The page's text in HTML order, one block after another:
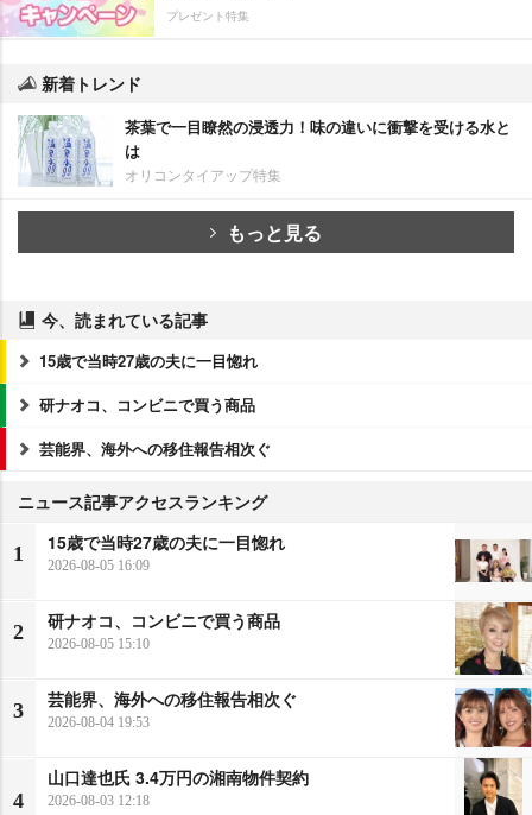
プレゼント特集
新着トレンド
茶葉で一目瞭然の浸透力！味の違いに衝撃を受ける水と
は
オリコンタイアップ特集
もっと見る
今、読まれている記事
15歳で当時27歳の夫に一目惚れ
研ナオコ、コンビニで買う商品
芸能界、海外への移住報告相次ぐ
ニュース記事アクセスランキング
1
15歳で当時27歳の夫に一目惚れ
2026-08-05 16:09
2
研ナオコ、コンビニで買う商品
2026-08-05 15:10
3
芸能界、海外への移住報告相次ぐ
2026-08-04 19:53
4
山口達也氏 3.4万円の湘南物件契約
2026-08-03 12:18